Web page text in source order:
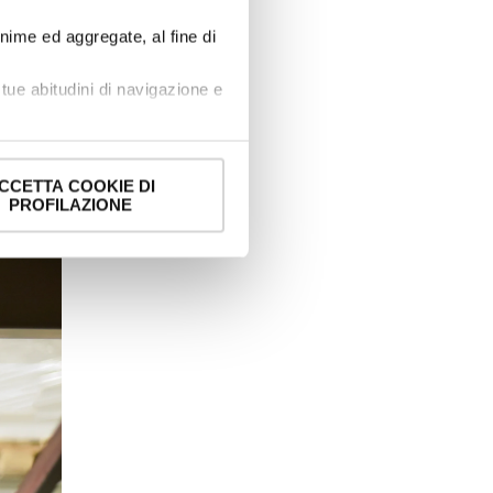
ed aggregate, al fine di
abitudini di navigazione e
modificare le tue
COOKIE DI
PROFILAZIONE